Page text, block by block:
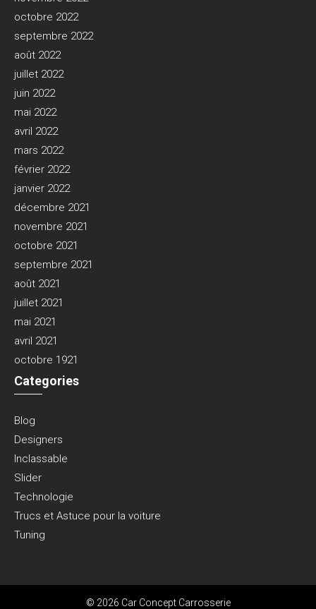
octobre 2022
septembre 2022
août 2022
juillet 2022
juin 2022
mai 2022
avril 2022
mars 2022
février 2022
janvier 2022
décembre 2021
novembre 2021
octobre 2021
septembre 2021
août 2021
juillet 2021
mai 2021
avril 2021
octobre 1921
Categories
Blog
Designers
Inclassable
Slider
Technologie
Trucs et Astuce pour la voiture
Tuning
© 2026 Car Concept Carrosserie